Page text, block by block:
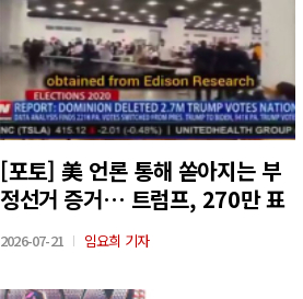
[포토] 美 언론 통해 쏟아지는 부
정선거 증거… 트럼프, 270만 표
도난당해
2026-07-21 임요희 기자